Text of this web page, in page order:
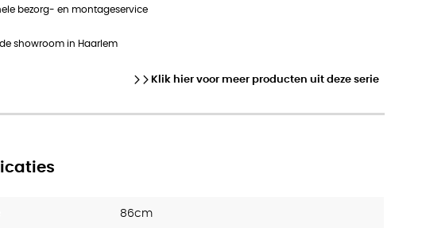
bezorg- en montageservice
showroom in Haarlem
Klik hier voor meer producten uit deze serie
86cm